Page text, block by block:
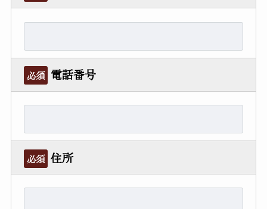
必須 電話番号
必須 住所